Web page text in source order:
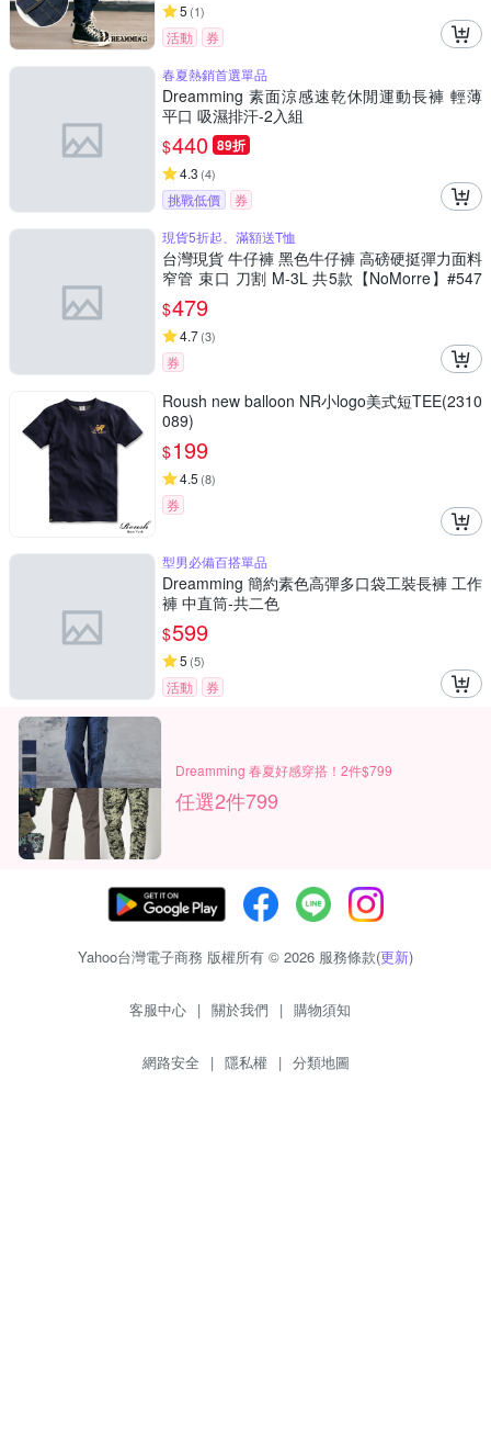
5 (1)
活動
券
春夏熱銷首選單品
Dreamming 素面涼感速乾休閒運動長褲 輕薄
平口 吸濕排汗-2入組
$440 89折
4.3 (4)
挑戰低價
券
現貨5折起、滿額送T恤
台灣現貨 牛仔褲 黑色牛仔褲 高磅硬挺彈力面料
窄管 束口 刀割 M-3L 共5款【NoMorre】#547
6
$479
4.7(3)
券
Roush new balloon NR小logo美式短TEE(2310
089)
$199
4.5 (8)
券
型男必備百搭單品
Dreamming 簡約素色高彈多口袋工裝長褲 工作
褲 中直筒-共二色
$599
5 (5)
活動 券
Dreamming 春夏好感穿搭！2件$799
任選2件799
Yahoo台灣電子商務 版權所有 © 2026 服務條款(更新)
客服中心 | 關於我們 | 購物須知
網路安全 | 隱私權 | 分類地圖